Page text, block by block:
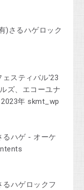
)さるハゲロック
スティバル'23
ズ、エコーユナ
年 skmt_wp
るハゲ - オーケ
ハゲロックフ